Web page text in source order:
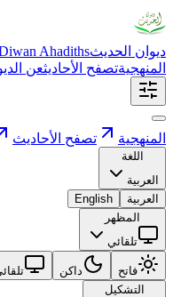
ديوان الحديثAhadiths
المنهجيةتصفح الأحاديثعن
المنهجية تصفح الأحاديث
اللغة
العربية
العربية
English
المظهر
تلقائي
فاتح داكن
التشكيل